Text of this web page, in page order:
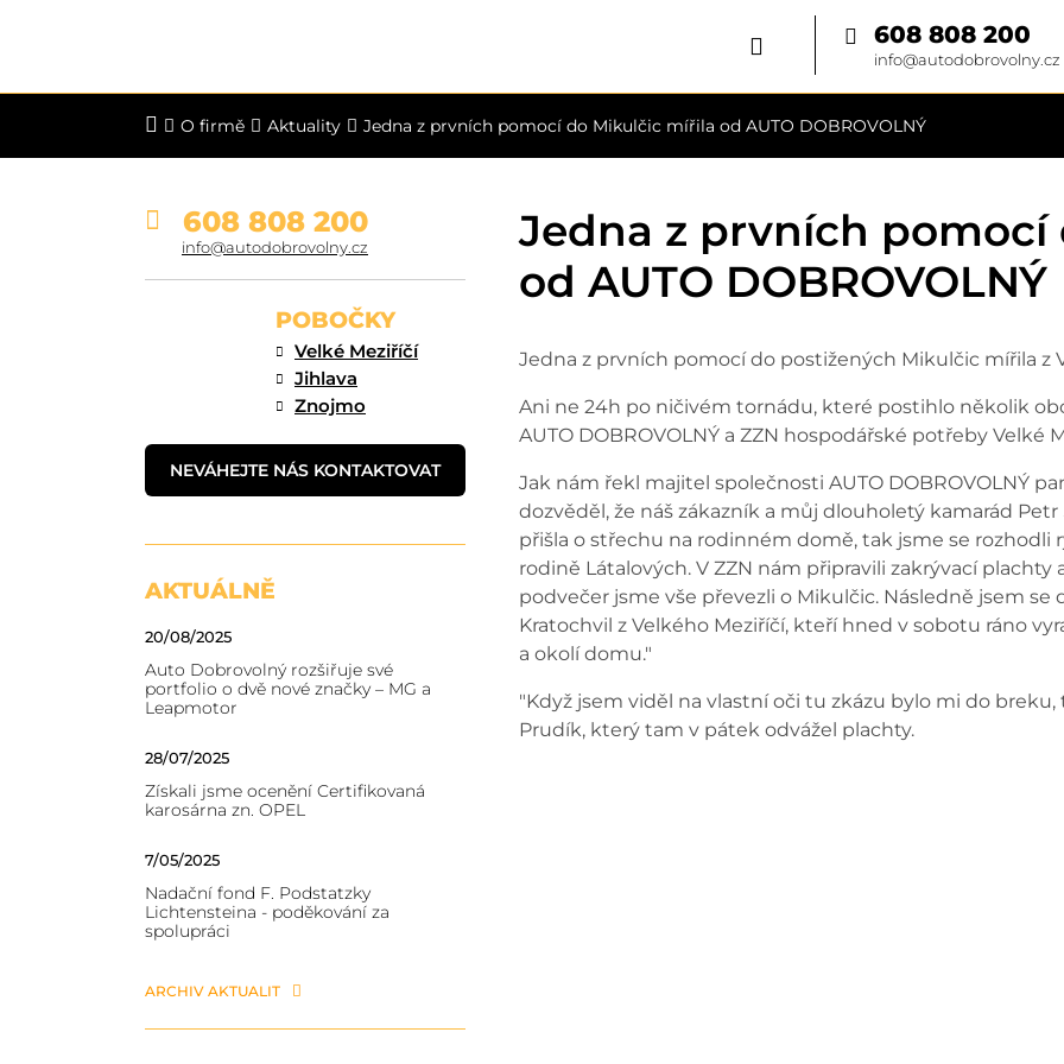
608 808 200
info@autodobrovolny.cz
O firmě Aktuality Jedna z prvních pomocí do Mikulčic mířila od AUTO DOBROVOLNÝ
Jedna z prvních
od AUTO DOBROVOLNÝ
Jedna z prvních pomocí do postižených Mikulčic mířila z
Ani ne 24h po ničivém tornádu, které postihlo několik
AUTO DOBROVOLNÝ a ZZN hospodářské potřeby
Jak nám řekl majitel společnosti AUTO DOBROVOLNÝ
dozvěděl, že náš zákazník a můj dlouholetý kamarád
přišla o střechu na rodinném domě, tak jsme se
rodině Látalových. V ZZN nám připravili zakrývací
podvečer jsme vše převezli o Mikulčic. Následně jsem
Kratochvil z Velkého Meziříčí, kteří hned v sobotu ráno
a okolí domu."
"Když jsem viděl na vlastní oči tu zkázu bylo mi do breku,
Prudík, který tam v pátek odvážel plachty.
608 808 200
info@autodobrovolny.cz
POBOČKY
Velké Meziříčí
Jihlava
Znojmo
NEVÁHEJTE NÁS KONTAKTOVAT
AKTUÁLNĚ
20/08/2025
Auto Dobrovolný rozšiřuje své
portfolio o dvě nové značky – MG a
Leapmotor
28/07/2025
Získali jsme ocenění Certifikovaná
karosárna zn. OPEL
7/05/2025
Nadační fond F. Podstatzky
Lichtensteina - poděkování za
spolupráci
ARCHIV AKTUALIT